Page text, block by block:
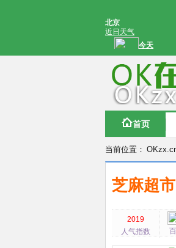
首页
当前位置：
芝麻超市
2019
人气指数